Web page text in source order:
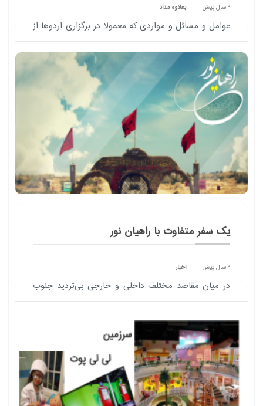
9 سال پیش بعلاوه مداد
عوامل و مسائل و مواردی که معمولا در برگزاری اردو​ها از
ادامه بدان می پردازیم.
یک سفر متفاوت با راهیان نور
9 سال پیش اخبار
در میان مقاصد مختلف داخلی و خارجی بی‌تردید جنوب